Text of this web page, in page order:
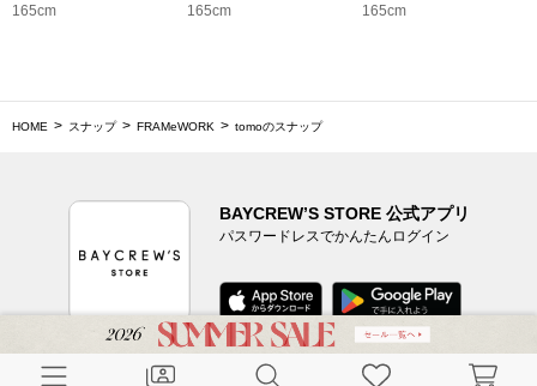
165cm
165cm
165cm
HOME スナップ FRAMeWORK tomoのスナップ
BAYCREW’S STORE 公式アプリ
パスワードレスでかんたんログイン
CUSTOMER SERVICE